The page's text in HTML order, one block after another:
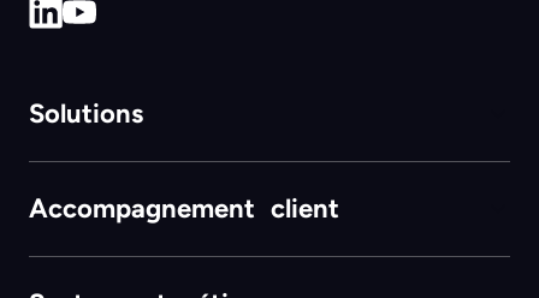
Solutions
Accompagnement client